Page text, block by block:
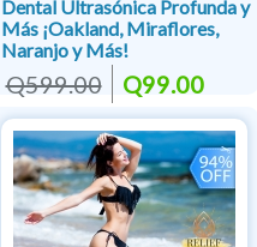
Dental Ultrasónica Profunda y
Más ¡Oakland, Miraflores,
Naranjo y Más!
Q599.00 Q99.00